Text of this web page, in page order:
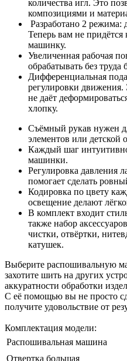
количества игл. Это
композициями и
Разработано 2 режима:
Теперь вам не придётся
машинку.
Увеличенная рабочая
обрабатывать без труда
Дифференциальная
регулировки движения.
не даёт
хлопку.
Съёмный рукав нужен
элементов или детской
Каждый шаг
машинки.
Регулировка давления
помогает сделать
Кодировка по цвету
освещение делают
В комплект входит
также набор
чистки, отвёртки,
катушек.
Выберите распошивальную
захотите шить на других
аккуратности обработки
С её помощью вы не просто
получите удовольствие от
Комплектация модели:
Распошивальная машина
Отвертка большая